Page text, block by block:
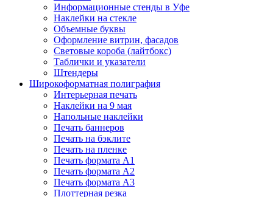
Информационные стенды в Уфе
Наклейки на стекле
Объемные буквы
Оформление витрин, фасадов
Световые короба (лайтбокс)
Таблички и указатели
Штендеры
Широкоформатная полиграфия
Интерьерная печать
Наклейки на 9 мая
Напольные наклейки
Печать баннеров
Печать на бэклите
Печать на пленке
Печать формата А1
Печать формата А2
Печать формата А3
Плоттерная резка